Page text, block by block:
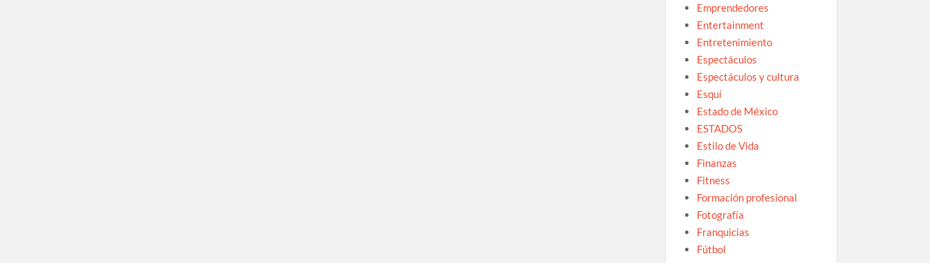
Emprendedores
Entertainment
Entretenimiento
Espectáculos
Espectáculos y cultura
Esquí
Estado de México
ESTADOS
Estilo de Vida
Finanzas
Fitness
Formación profesional
Fotografía
Franquicias
Fútbol